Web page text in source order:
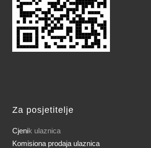
Za posjetitelje
Cjenik ulaznica
Komisiona prodaja ulaznica